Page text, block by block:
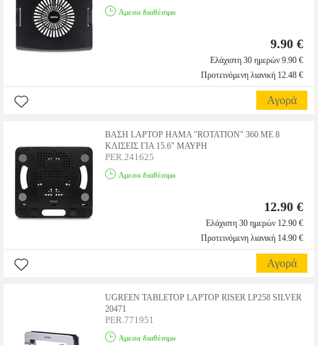
Αμεσα διαθέσιμο
9.90 €
Ελάχιστη 30 ημερών 9.90 €
Προτεινόμενη λιανική 12.48 €
Αγορά
ΒΑΣΗ LAPTOP HAMA "ROTATION" 360 ΜΕ 8
ΚΛΙΣΕΙΣ ΓΙΑ 15.6" ΜΑΥΡΗ
PER.241625
Αμεσα διαθέσιμο
12.90 €
Ελάχιστη 30 ημερών 12.90 €
Προτεινόμενη λιανική 14.90 €
Αγορά
UGREEN TABLETOP LAPTOP RISER LP258 SILVER
20471
PER.771951
Αμεσα διαθέσιμο